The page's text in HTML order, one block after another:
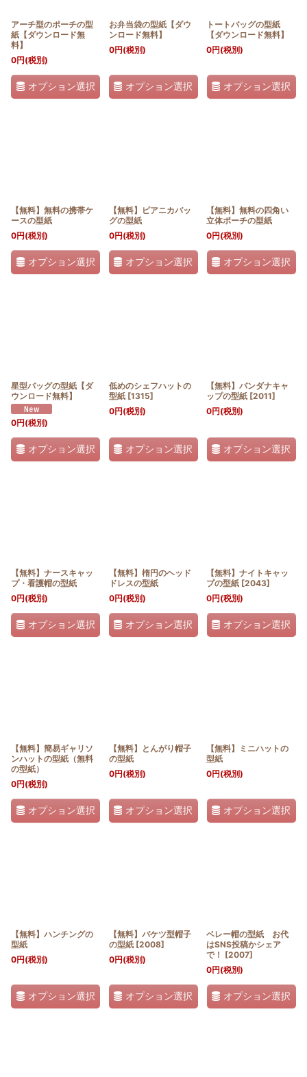
アーチ型のポーチの型
紙【ダウンロード無
料】
0円(税別)
オプション選択
お弁当袋の型紙【ダウ
ンロード無料】
0円(税別)
オプション選択
トートバッグの型紙
【ダウンロード無料】
0円(税別)
オプション選択
【無料】無料の携帯ケ
ースの型紙
0円(税別)
オプション選択
【無料】ピアニカバッ
グの型紙
0円(税別)
オプション選択
【無料】無料の四角い
立体ポーチの型紙
0円(税別)
オプション選択
星型バッグの型紙【ダ
ウンロード無料】
0円(税別)
オプション選択
低めのシェフハットの
型紙 [1315]
0円(税別)
オプション選択
【無料】バンダナキャ
ップの型紙 [2011]
0円(税別)
オプション選択
【無料】ナースキャッ
プ・看護帽の型紙
0円(税別)
オプション選択
【無料】楕円のヘッド
ドレスの型紙
0円(税別)
オプション選択
【無料】ナイトキャッ
プの型紙 [2043]
0円(税別)
オプション選択
【無料】簡易ギャリソ
ンハットの型紙（無料
の型紙）
0円(税別)
オプション選択
【無料】とんがり帽子
の型紙
0円(税別)
オプション選択
【無料】ミニハットの
型紙
0円(税別)
オプション選択
【無料】ハンチングの
型紙
0円(税別)
オプション選択
【無料】バケツ型帽子
の型紙 [2008]
0円(税別)
オプション選択
ベレー帽の型紙 お代
はSNS投稿かシェア
で！ [2007]
0円(税別)
オプション選択